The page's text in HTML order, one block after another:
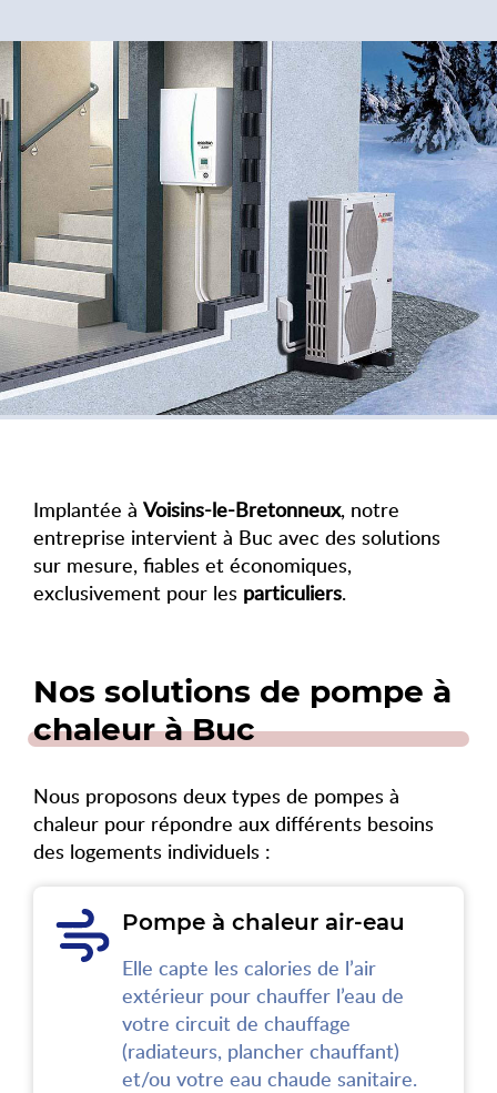
Implantée à Voisins-le-Bretonneux, notre
entreprise intervient à Buc avec des solutions
sur mesure, fiables et économiques,
exclusivement pour les particuliers.
Nos solutions de pompe à
chaleur à Buc
Nous proposons deux types de pompes à
chaleur pour répondre aux différents besoins
des logements individuels :
Pompe à chaleur air-eau
Elle capte les calories de l’air
extérieur pour chauffer l’eau de
votre circuit de chauffage
(radiateurs, plancher chauffant)
et/ou votre eau chaude sanitaire.